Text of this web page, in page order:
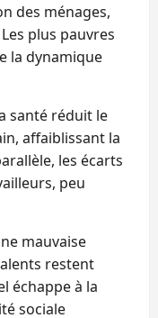
des ménages,
plus pauvres
la dynamique
santé réduit le
affaiblissant la
les écarts
peu
mauvaise
restent
échappe à la
sociale